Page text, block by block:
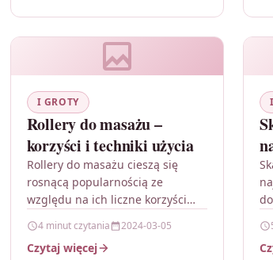
I GROTY
Rollery do masażu –
korzyści i techniki użycia
Rollery do masażu cieszą się
rosnącą popularnością ze
względu na ich liczne korzyści
napięcia mięśni, zwiększenie
elastyczności i poprawa
4 minut czytania 2024-03-05
Czytaj więcej